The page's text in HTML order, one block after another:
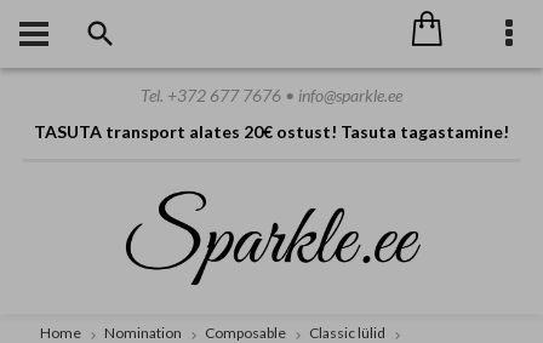
TASUTA transport alates 20€ ostust! Tasuta tagastamine!
Tel. +372 677 7676 • info@sparkle.ee
Home Nomination Composable
Classic lülid